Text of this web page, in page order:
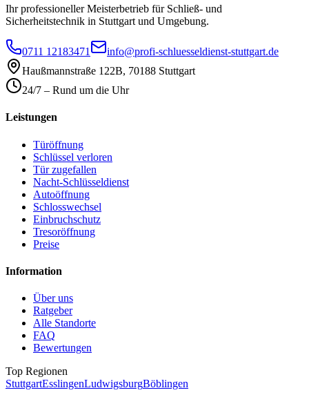
Ihr professioneller Meisterbetrieb für Schließ- und
Sicherheitstechnik in Stuttgart und Umgebung.
0711 12183471
info@profi-schluesseldienst-stuttgart.de
Haußmannstraße 122B, 70188 Stuttgart
24/7 – Rund um die Uhr
Leistungen
Türöffnung
Schlüssel verloren
Tür zugefallen
Nacht-Schlüsseldienst
Autoöffnung
Schlosswechsel
Einbruchschutz
Tresoröffnung
Preise
Information
Über uns
Ratgeber
Alle Standorte
FAQ
Bewertungen
Top Regionen
StuttgartEsslingenLudwigsburgBöblingen